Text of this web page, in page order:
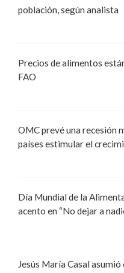
población, según analista
Precios de alimentos
FAO
OMC prevé una recesión
países estimular el
Día Mundial de la
acento en “No dejar a
Jesús María Casal